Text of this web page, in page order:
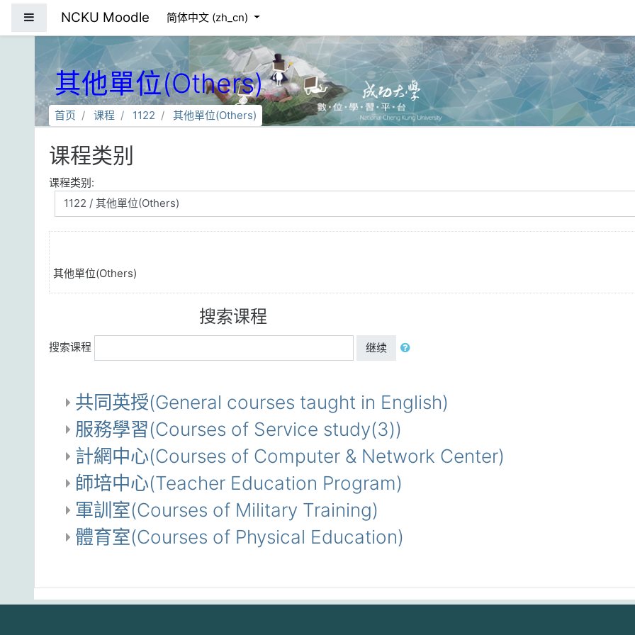
停靠面板NCKU Moodle 简体中文 ‎(zh_cn)‎
其他單位(Others)
首页 课程 1122 其他單位(Others)
课程类别
课程类别:
其他單位(Others)
搜索课程
搜索课程 继续
共同英授(General courses taught in English)
服務學習(Courses of Service study(3))
計網中心(Courses of Computer & Network Center)
師培中心(Teacher Education Program)
軍訓室(Courses of Military Training)
體育室(Courses of Physical Education)